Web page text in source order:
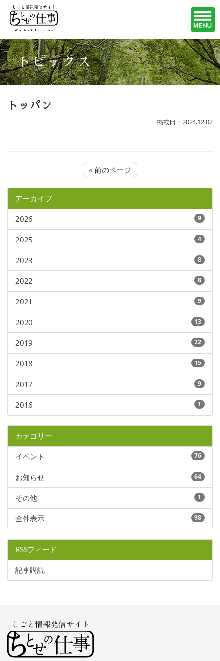
トピックス
トッパン
掲載日：2024.12.02
« 前のページ
アーカイブ
2026 9
2025 4
2023 8
2022 8
2021 9
2020 13
2019 22
2018 15
2017 9
2016 1
カテゴリー
イベント 76
お知らせ 64
その他 1
全件表示 98
RSSフィード
記事購読